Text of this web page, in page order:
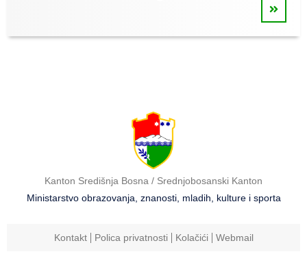
Kanton Središnja Bosna / Srednjobosanski Kanton
Ministarstvo obrazovanja, znanosti, mladih, kulture i sporta
Kontakt Polica privatnosti Kolačići Webmail